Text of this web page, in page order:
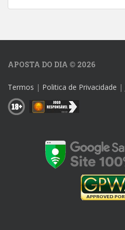
APOSTA DO DIA © 2026
Termos | Politica de Privacidade |